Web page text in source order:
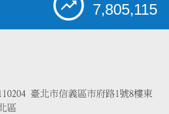
7,805,115
臺北市信義區市府路1號8樓東
區